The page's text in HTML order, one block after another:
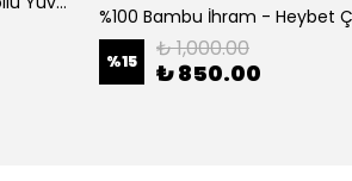
%100 Bambu İhram - Heybet
%15 ₺ 1,000.00
₺ 850.00